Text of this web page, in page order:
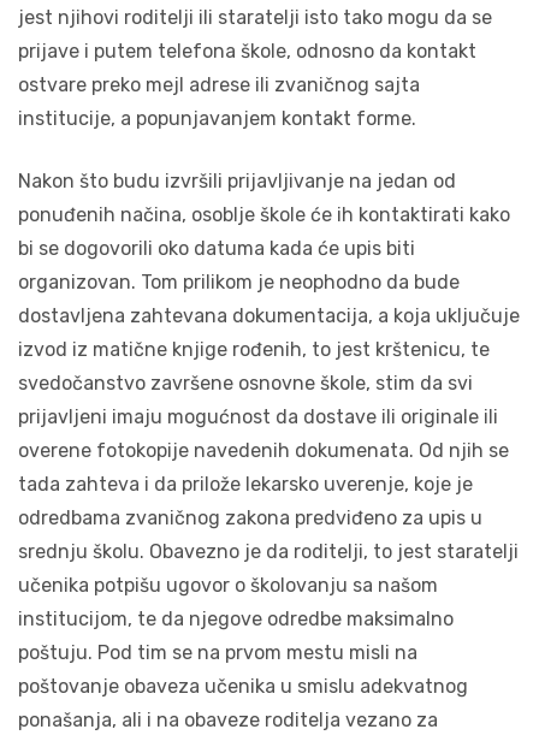
jest njihovi roditelji ili staratelji isto tako mogu da se
prijave i putem telefona škole, odnosno da kontakt
ostvare preko mejl adrese ili zvaničnog sajta
institucije, a popunjavanjem kontakt forme.
Nakon što budu izvršili prijavljivanje na jedan od
ponuđenih načina, osoblje škole će ih kontaktirati kako
bi se dogovorili oko datuma kada će upis biti
organizovan. Tom prilikom je neophodno da bude
dostavljena zahtevana dokumentacija, a koja uključuje
izvod iz matične knjige rođenih, to jest krštenicu, te
svedočanstvo završene osnovne škole, stim da svi
prijavljeni imaju mogućnost da dostave ili originale ili
overene fotokopije navedenih dokumenata. Od njih se
tada zahteva i da prilože lekarsko uverenje, koje je
odredbama zvaničnog zakona predviđeno za upis u
srednju školu. Obavezno je da roditelji, to jest staratelji
učenika potpišu ugovor o školovanju sa našom
institucijom, te da njegove odredbe maksimalno
poštuju. Pod tim se na prvom mestu misli na
poštovanje obaveza učenika u smislu adekvatnog
ponašanja, ali i na obaveze roditelja vezano za